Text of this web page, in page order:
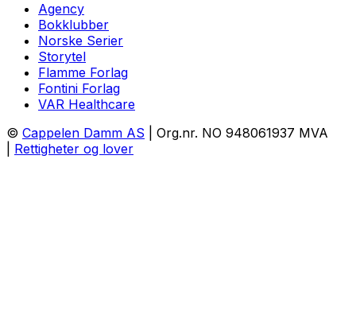
Agency
Bokklubber
Norske Serier
Storytel
Flamme Forlag
Fontini Forlag
VAR Healthcare
© Cappelen Damm AS | Org.nr. NO 948061937 MVA
Rettigheter og lover